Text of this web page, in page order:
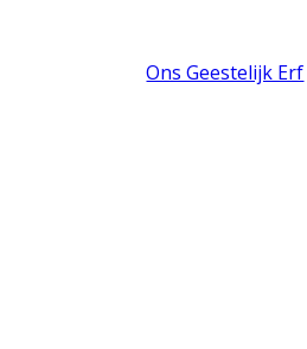
Ons Geestelijk Erf